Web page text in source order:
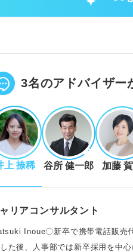
管理職への昇進、専門性の
POINT：企業により採用と
認。
される志望動機作成の7
志望企業の業務内容や理念
自分ならではのエピソード
3名のアドバイザー
上 捺稀 谷所 健一郎 加藤
リアコンサルタント
Inoue〇新卒で携帯電話販売
た後、人事部では新卒採用を中